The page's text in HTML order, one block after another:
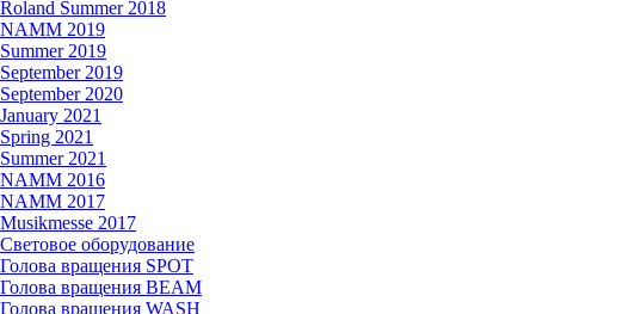
Roland Summer 2018
NAMM 2019
Summer 2019
September 2019
September 2020
January 2021
Spring 2021
Summer 2021
NAMM 2016
NAMM 2017
Musikmesse 2017
Световое оборудование
Голова вращения SPOT
Голова вращения BEAM
Голова вращения WASH